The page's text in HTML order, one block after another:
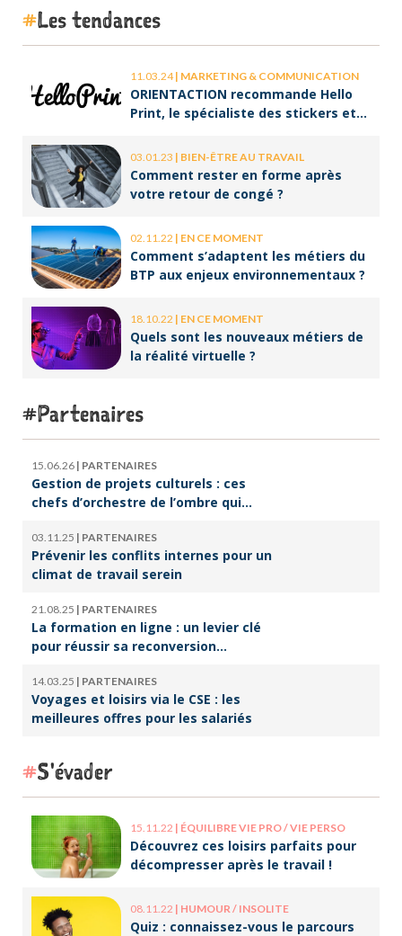
Les tendances
11.03.24| MARKETING & COMMUNICATION
ORIENTACTION recommande Hello
Print, le spécialiste des stickers et
03.01.23 | BIEN-ÊTRE AU TRAVAIL
Comment rester en forme après
votre retour de congé ?
02.11.22 | EN CE MOMENT
Comment s’adaptent les métiers du
BTP aux enjeux environnementaux ?
18.10.22 | EN CE MOMENT
Quels sont les nouveaux métiers de
la réalité virtuelle ?
Partenaires
15.06.26 | PARTENAIRES
Gestion de projets culturels : ces
chefs d’orchestre de l’ombre qui
03.11.25 | PARTENAIRES
Prévenir les conflits internes pour un
climat de travail serein
21.08.25 | PARTENAIRES
La formation en ligne : un levier clé
pour réussir sa reconversion
14.03.25 | PARTENAIRES
Voyages et loisirs via le CSE : les
meilleures offres pour les salariés
S'évader
15.11.22 | ÉQUILIBRE VIE PRO / VIE PERSO
Découvrez ces loisirs parfaits pour
décompresser après le travail !
08.11.22 | HUMOUR / INSOLITE
Quiz : connaissez-vous le parcours